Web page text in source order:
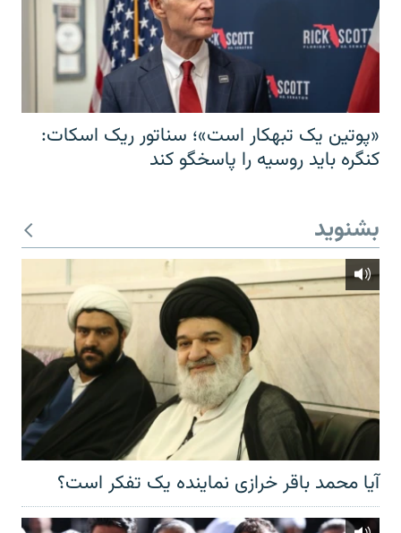
«پوتین یک تبهکار است»؛ سناتور ریک اسکات:
کنگره باید روسیه را پاسخگو کند
بشنوید
آیا محمد باقر خرازی نماینده یک تفکر است؟